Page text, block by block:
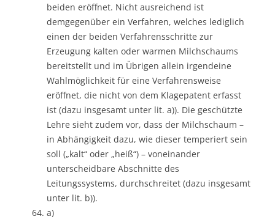
beiden eröffnet. Nicht ausreichend ist
demgegenüber ein Verfahren, welches lediglich
einen der beiden Verfahrensschritte zur
Erzeugung kalten oder warmen Milchschaums
bereitstellt und im Übrigen allein irgendeine
Wahlmöglichkeit für eine Verfahrensweise
eröffnet, die nicht von dem Klagepatent erfasst
ist (dazu insgesamt unter lit. a)). Die geschützte
Lehre sieht zudem vor, dass der Milchschaum –
in Abhängigkeit dazu, wie dieser temperiert sein
soll („kalt“ oder „heiß“) – voneinander
unterscheidbare Abschnitte des
Leitungssystems, durchschreitet (dazu insgesamt
unter lit. b)).
a)